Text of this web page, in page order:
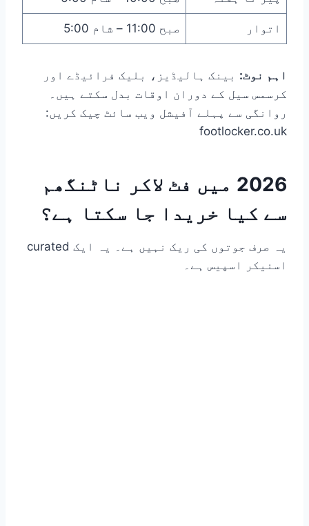
اتوار صبح 11:00 – شام 5:00
اہم نوٹ: بینک ہالیڈیز، بلیک فرائیڈے اور
کرسمس سیل کے دوران اوقات بدل سکتے ہیں۔
روانگی سے پہلے آفیشل ویب سائٹ چیک کریں:
footlocker.co.uk
2026 میں فٹ لاکر ناٹنگھم
سے کیا خریدا جا سکتا ہے؟
یہ صرف جوتوں کی ریک نہیں ہے۔ یہ ایک curated
اسنیکر اسپیس ہے۔